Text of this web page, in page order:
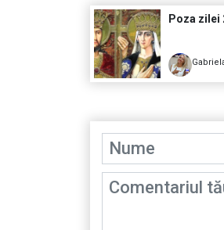
Poza zilei